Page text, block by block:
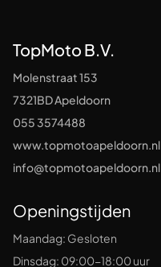
TopMoto B.V.
Molenstraat 153
7321BD Apeldoorn
055 3574488
www.topmotoapeldoorn.nl
info@topmotoapeldoorn.nl
Openingstijden
Maandag: Gesloten
Dinsdag: 09:00-18:00 uur